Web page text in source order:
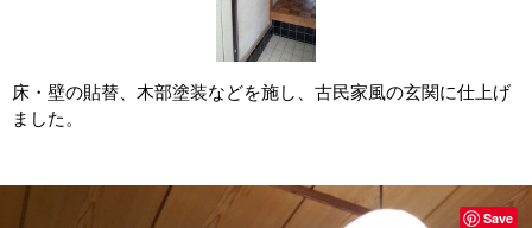
床・壁の貼替、木部塗装などを施し、古民家風の玄関に仕上げ
ました。
Save